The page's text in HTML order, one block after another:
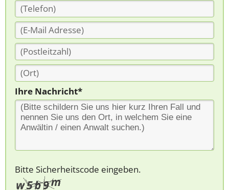
Ihre Nachricht*
Bitte Sicherheitscode eingeben.